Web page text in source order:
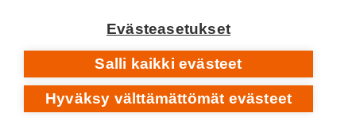
, 729 sivua | Random House 1948
HENRY PLEASANTS ARVIOI LAULUJEN TUNNETTUJA
TULKITSIJOITA MUSIIKKIKRIITIKON NÄKÖKULMASTA
The Great American Popular Singers Henry Pleasants,
Evästeasetukset
Salli kaikki evästeet
Hyväksy välttämättömät evästeet